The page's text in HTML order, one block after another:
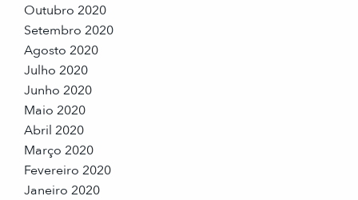
Outubro 2020
Setembro 2020
Agosto 2020
Julho 2020
Junho 2020
Maio 2020
Abril 2020
Março 2020
Fevereiro 2020
Janeiro 2020